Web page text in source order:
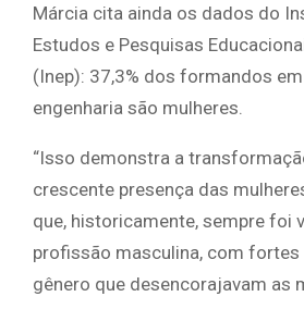
Márcia cita ainda os dados do
Estudos e Pesquisas
(Inep): 37,3% dos formandos
engenharia são mulheres.
“Isso demonstra a
crescente presença das
que, historicamente, sempre foi
profissão masculina, com
gênero que desencorajavam as